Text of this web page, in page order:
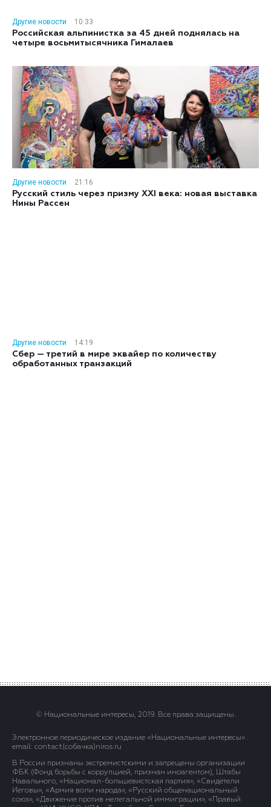
Другие новости
10:33
Российская альпинистка за 45 дней поднялась на
четыре восьмитысячника Гималаев
Другие новости
21:16
Русский стиль через призму XXI века: новая выставка
Нины Рассен
Другие новости
14:19
Сбер — третий в мире эквайер по количеству
обработанных транзакций
© Национальные интересы, 2019. Все права защищены.
Электронное периодическое издание «Национальные интересы» .
email: contact(сoбaчка)niros.ru
В России признаны экстремистскими и запрещены организации
ФБК (Фонд борьбы с коррупцией, признан иноагентом), Штабы
Навального, «Национал-большевистская партия», «Свидетели
Иеговы», «Армия воли народа», «Русский общенациональный
союз», «Движение против нелегальной иммиграции», «Правый